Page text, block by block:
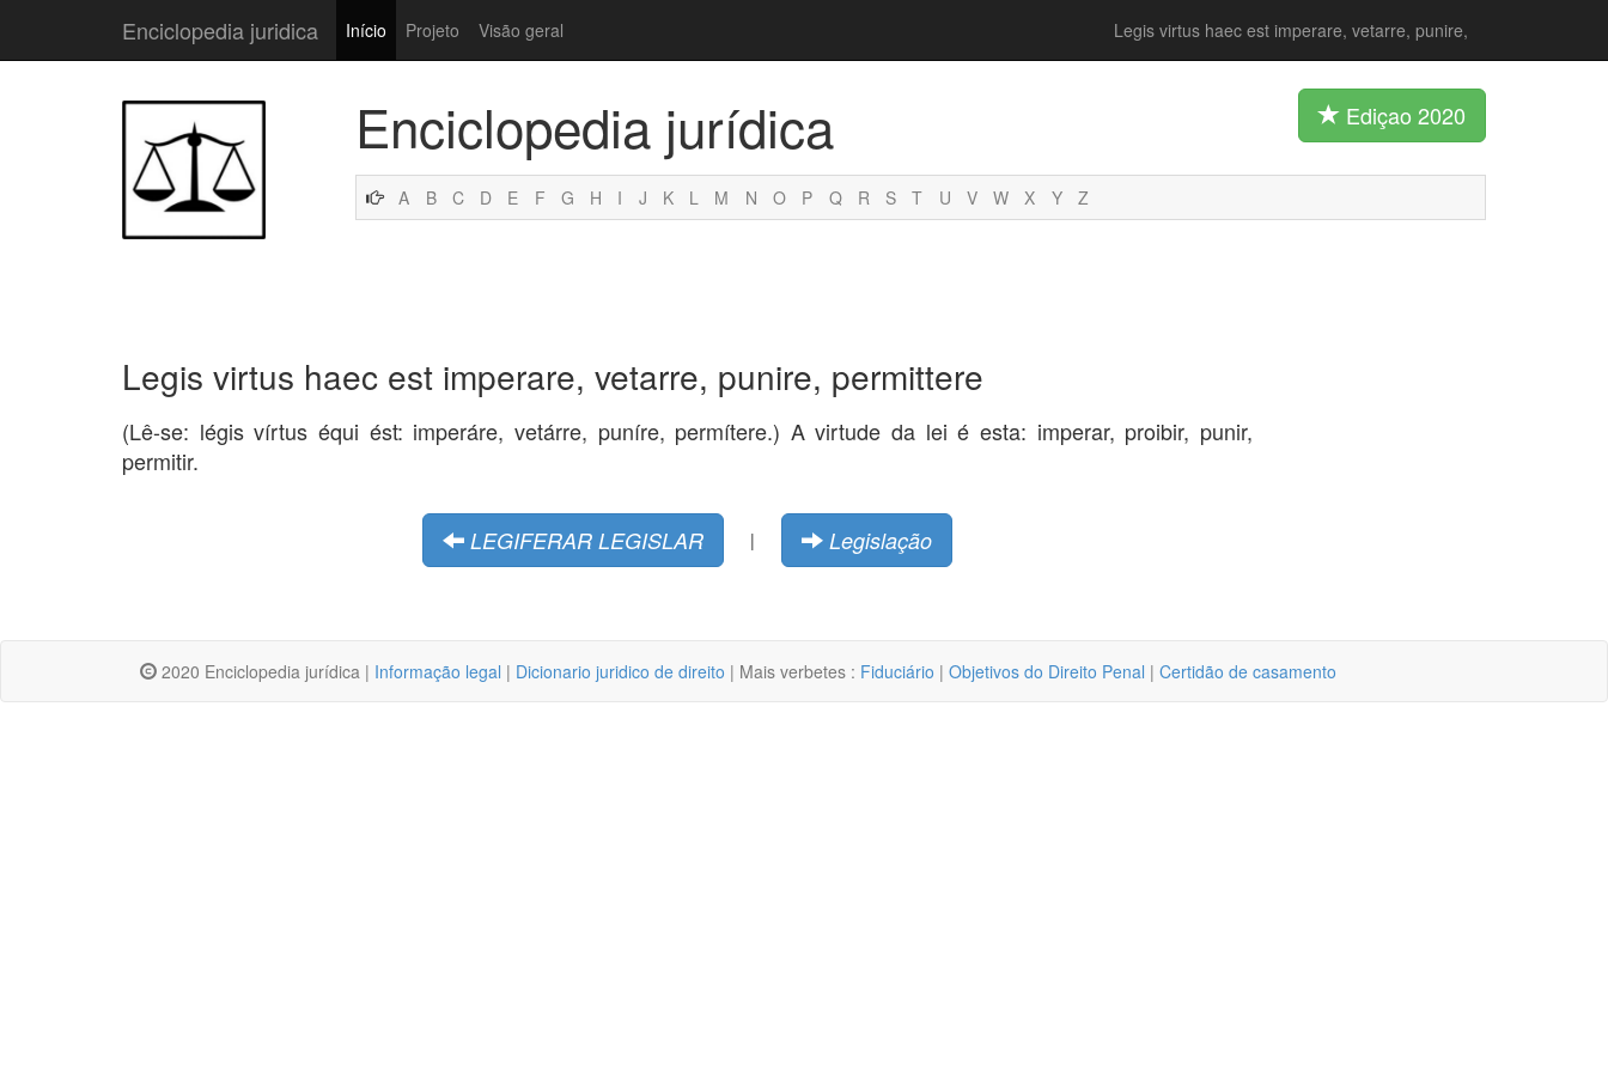
Enciclopedia juridica Início Projeto Visão geral Legis virtus haec est imperare, vetarre, punire,
Enciclopedia jurídica Ediçao 2020
A B C D E F G H I J K L M N O P Q R S T U V W X Y Z
Legis virtus haec est imperare, vetarre, punire, permittere
(Lê-se: légis vírtus équi ést: imperáre, vetárre, puníre, permítere.) A virtude da lei é esta: imperar, proibir, punir,
permitir.
LEGIFERAR LEGISLAR | Legislação
2020 Enciclopedia jurídica | Informação legal | Dicionario juridico de direito | Mais verbetes : Fiduciário | Objetivos do Direito Penal | Certidão de casamento